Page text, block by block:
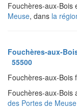
Fouchères-aux-Bois
Meuse, dans la
Fouchères-aux-
55500
Fouchères-aux-Bois
Fouchères-aux-Bois
des Portes de Meuse